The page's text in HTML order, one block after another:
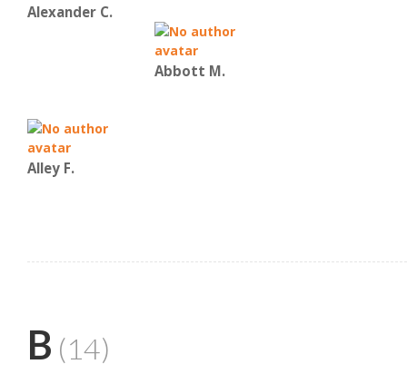
Alexander C.
Abbott M.
Alley F.
B (14)